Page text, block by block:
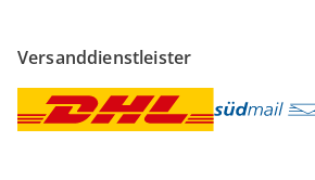
Versanddienstleister